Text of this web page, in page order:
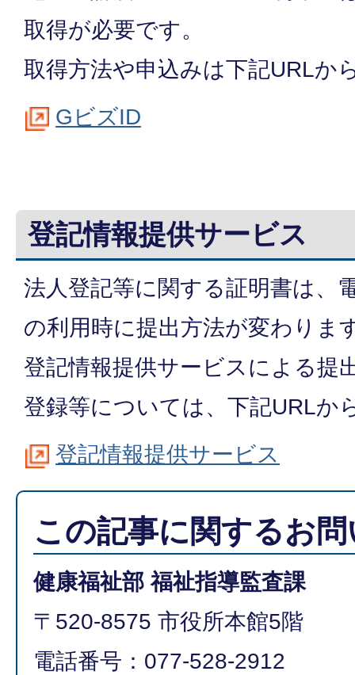
取得が必要です。
取得方法や申込みは下記URLか
GビズID
登記情報提供サービス
法人登記等に関する証明書は、
の利用時に提出方法が変わりま
登記情報提供サービスによる提
登録等については、下記URLか
登記情報提供サービス
この記事に関するお
健康福祉部 福祉指導監査課
〒520-8575 市役所本館5階
電話番号：077-528-2912